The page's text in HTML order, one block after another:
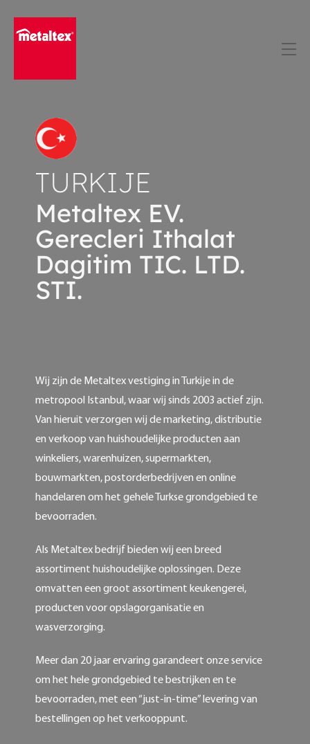
TURKIJE
Metaltex EV.
Gerecleri Ithalat
Dagitim TIC. LTD.
STI.
Wij zijn de Metaltex vestiging in Turkije in de
metropool Istanbul, waar wij sinds 2003 actief zijn.
Van hieruit verzorgen wij de marketing, distributie
en verkoop van huishoudelijke producten aan
winkeliers, warenhuizen, supermarkten,
bouwmarkten, postorderbedrijven en online
handelaren om het gehele Turkse grondgebied te
bevoorraden.
Als Metaltex bedrijf bieden wij een breed
assortiment huishoudelijke oplossingen. Deze
omvatten een groot assortiment keukengerei,
producten voor opslagorganisatie en
wasverzorging.
Meer dan 20 jaar ervaring garandeert onze service
om het hele grondgebied te bestrijken en te
bevoorraden, met een “just-in-time” levering van
bestellingen op het verkooppunt.